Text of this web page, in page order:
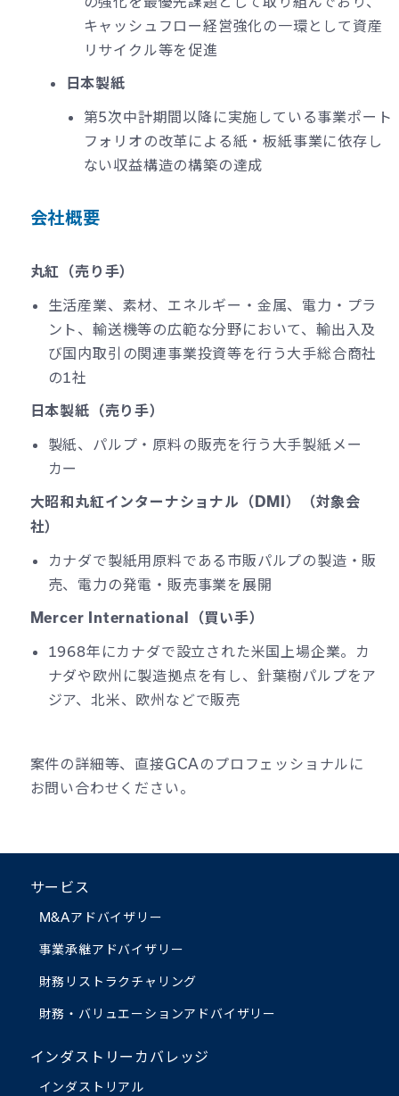
キャッシュフロー経営強化の一環として資産
リサイクル等を促進
日本製紙
第5次中計期間以降に実施している事業ポート
フォリオの改革による紙・板紙事業に依存し
ない収益構造の構築の達成
会社概要
丸紅（売り手）
生活産業、素材、エネルギー・金属、電力・プラ
ント、輸送機等の広範な分野において、輸出入及
び国内取引の関連事業投資等を行う大手総合商社
の1社
日本製紙（売り手）
製紙、パルプ・原料の販売を行う大手製紙メー
カー
大昭和丸紅インターナショナル（DMI）（対象会
社）
カナダで製紙用原料である市販パルプの製造・販
売、電力の発電・販売事業を展開
Mercer International（買い手）
1968年にカナダで設立された米国上場企業。カ
ナダや欧州に製造拠点を有し、針葉樹パルプをア
ジア、北米、欧州などで販売
案件の詳細等、直接GCAのプロフェッショナルに
お問い合わせください。
サービス
M&Aアドバイザリー
事業承継アドバイザリー
財務リストラクチャリング
財務・バリュエーションアドバイザリー
インダストリーカバレッジ
インダストリアル